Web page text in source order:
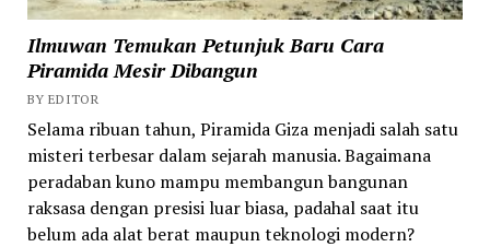
Ilmuwan Temukan Petunjuk Baru Cara
Piramida Mesir Dibangun
BY EDITOR
Selama ribuan tahun, Piramida Giza menjadi salah satu
misteri terbesar dalam sejarah manusia. Bagaimana
peradaban kuno mampu membangun bangunan
raksasa dengan presisi luar biasa, padahal saat itu
belum ada alat berat maupun teknologi modern?